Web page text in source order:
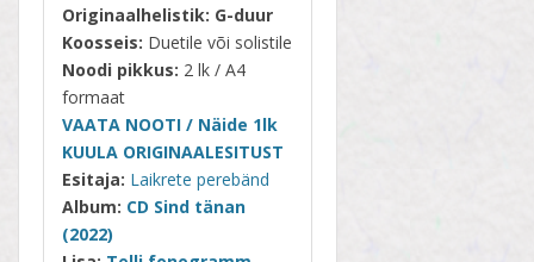
Originaalhelistik: G-duur
Koosseis: Duetile või solistile
Noodi pikkus: 2 lk / A4
formaat
VAATA NOOTI / Näide 1lk
KUULA ORIGINAALESITUST
Esitaja: Laikrete perebänd
Album: CD Sind tänan
(2022)